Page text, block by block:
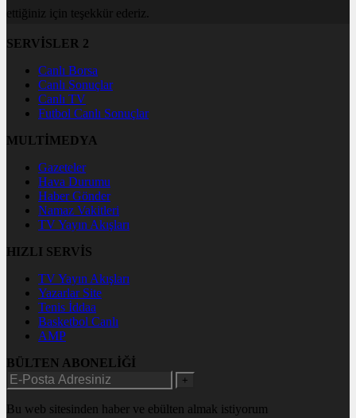
ettiğiniz için teşekkür ederiz.
SERVİSLER 2
Canlı Borsa
Canlı Sonuçlar
Canlı TV
Futbol Canlı Sonuçlar
MULTİMEDYA
Gazeteler
Hava Durumu
Haber Gönder
Namaz Vakitleri
TV Yayın Akışları
HIZLI SERVİS
TV Yayın Akışları
Yazarlar Site
Tenis İddaa
Basketbol Canlı
AMP
BÜLTEN ABONELİĞİ
+
Bu web sitesinden haber ve ebülten almak istiyorum